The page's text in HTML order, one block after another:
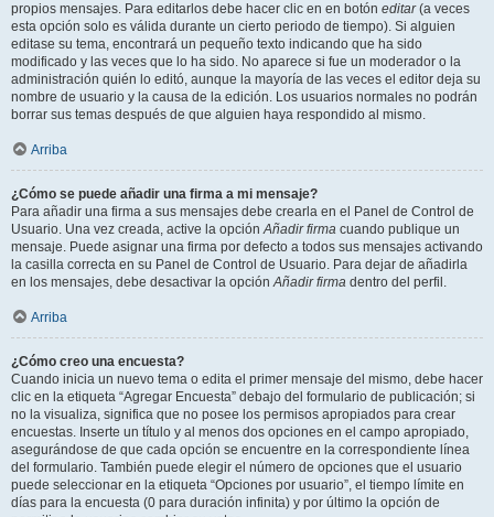
propios mensajes. Para editarlos debe hacer clic en en botón editar(a veces
esta opción solo es válida durante un cierto periodo de tiempo). Si alguien
editase su tema, encontrará un pequeño texto indicando que ha sido
modificado y las veces que lo ha sido. No aparece si fue un moderador o la
administración quién lo editó, aunque la mayoría de las veces el editor deja su
nombre de usuario y la causa de la edición. Los usuarios normales no podrán
borrar sus temas después de que alguien haya respondido al mismo.
Arriba
¿Cómo se puede añadir una firma a mi mensaje?
Para añadir una firma a sus mensajes debe crearla en el Panel de Control de
Usuario. Una vez creada, active la opciónAñadir firma cuando publique un
mensaje. Puede asignar una firma por defecto a todos sus mensajes activando
la casilla correcta en su Panel de Control de Usuario. Para dejar de añadirla
en los mensajes, debe desactivar la opciónAñadir firma dentro del perfil.
Arriba
¿Cómo creo una encuesta?
Cuando inicia un nuevo tema o edita el primer mensaje del mismo, debe hacer
clic en la etiqueta “Agregar Encuesta” debajo del formulario de publicación; si
no la visualiza, significa que no posee los permisos apropiados para crear
encuestas. Inserte un título y al menos dos opciones en el campo apropiado,
asegurándose de que cada opción se encuentre en la correspondiente línea
del formulario. También puede elegir el número de opciones que el usuario
puede seleccionar en la etiqueta “Opciones por usuario”, el tiempo límite en
días para la encuesta (0 para duración infinita) y por último la opción de